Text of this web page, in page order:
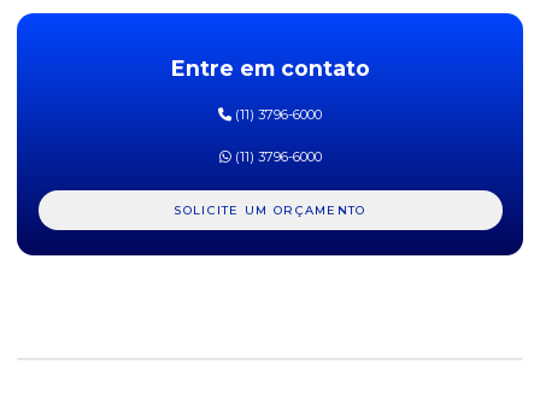
CABO HDMI X MICRO HDMI 1,8M
CARREGADOR HMASTON V8 6.0
Entre em contato
(11) 3796-6000
(11) 3796-6000
SOLICITE UM ORÇAMENTO